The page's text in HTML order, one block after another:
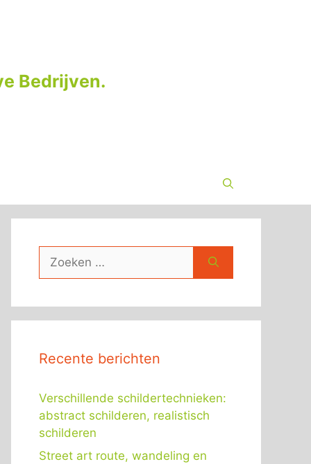
Bedrijven.
naar:
Recente berichten
Verschillende schildertechnieken:
abstract schilderen, realistisch
schilderen
Street art route, wandeling en